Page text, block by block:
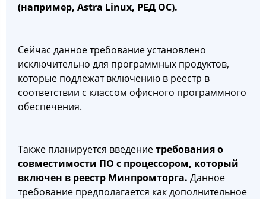
(например, Astra Linux, РЕД ОС).
Сейчас данное требование установлено
исключительно для программных продуктов,
которые подлежат включению в реестр в
соответствии с классом офисного программного
обеспечения.
Также планируется введениетребования о
совместимости ПО с процессором, который
включен в реестр Минпромторга. Данное
требование предполагается как дополнительное